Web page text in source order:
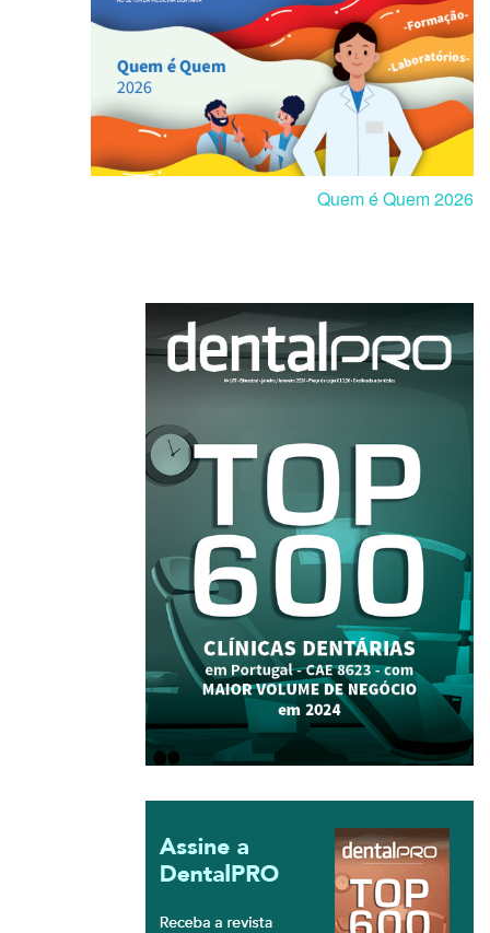
Quem é Quem 2026